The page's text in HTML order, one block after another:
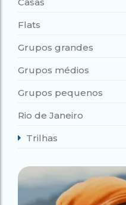
Flats
Grupos grandes
Grupos médios
Grupos pequenos
Rio de Janeiro
Trilhas